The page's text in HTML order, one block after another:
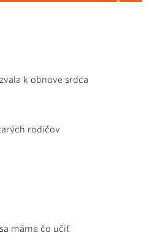
k obnove srdca
rodičov
máme čo učiť